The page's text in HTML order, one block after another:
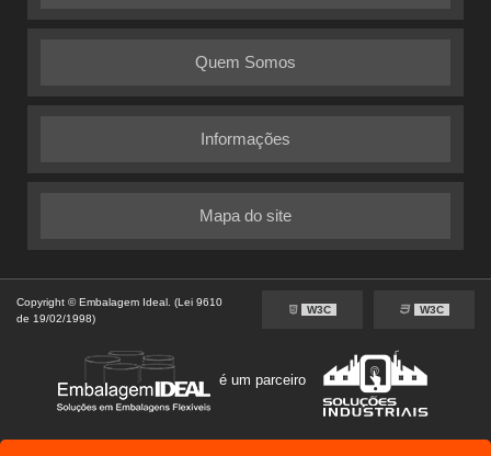
Quem Somos
Informações
Mapa do site
Copyright © Embalagem Ideal. (Lei 9610
de 19/02/1998)
W3C W3C
é um parceiro